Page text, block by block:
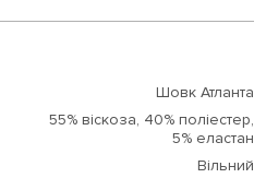
Шовк Атланта
55% віскоза, 40% поліестер,
5% еластан
Вільний